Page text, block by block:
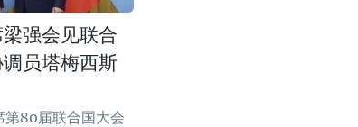
强会见联合
员塔梅西斯
第80届联合国大会